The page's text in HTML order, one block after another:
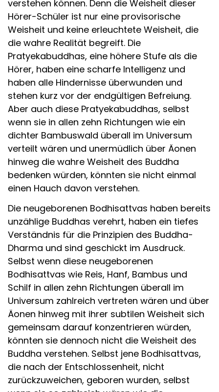
verstehen können. Denn die Weisheit dieser
Hörer-Schüler ist nur eine provisorische
Weisheit und keine erleuchtete Weisheit, die
die wahre Realität begreift. Die
Pratyekabuddhas, eine höhere Stufe als die
Hörer, haben eine scharfe Intelligenz und
haben alle Hindernisse überwunden und
stehen kurz vor der endgültigen Befreiung.
Aber auch diese Pratyekabuddhas, selbst
wenn sie in allen zehn Richtungen wie ein
dichter Bambuswald überall im Universum
verteilt wären und unermüdlich über Äonen
hinweg die wahre Weisheit des Buddha
bedenken würden, könnten sie nicht einmal
einen Hauch davon verstehen.
Die neugeborenen Bodhisattvas haben bereits
unzählige Buddhas verehrt, haben ein tiefes
Verständnis für die Prinzipien des Buddha-
Dharma und sind geschickt im Ausdruck.
Selbst wenn diese neugeborenen
Bodhisattvas wie Reis, Hanf, Bambus und
Schilf in allen zehn Richtungen überall im
Universum zahlreich vertreten wären und über
Äonen hinweg mit ihrer subtilen Weisheit sich
gemeinsam darauf konzentrieren würden,
könnten sie dennoch nicht die Weisheit des
Buddha verstehen. Selbst jene Bodhisattvas,
die nach der Entschlossenheit, nicht
zurückzuweichen, geboren wurden, selbst